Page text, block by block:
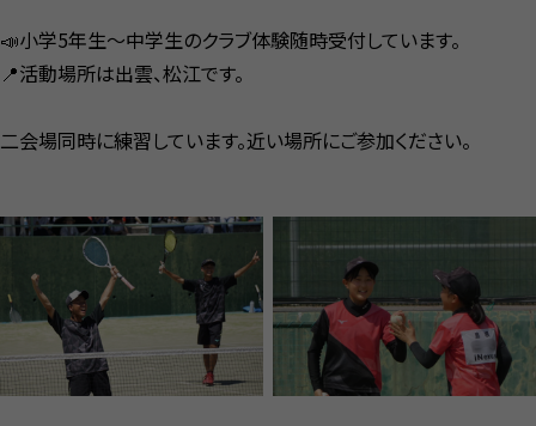
📣小学5年生～中学生のクラブ体験随時受付しています。
📍活動場所は出雲、松江です。
二会場同時に練習しています。近い場所にご参加ください。